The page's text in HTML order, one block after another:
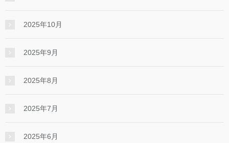
2025年10月
2025年9月
2025年8月
2025年7月
2025年6月